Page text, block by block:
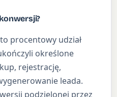
procentowy udział
określone
rejestrację,
leada.
podzielonej przez